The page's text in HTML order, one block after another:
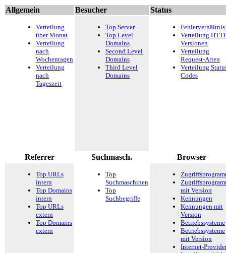
Allgemein Besucher Status
Verteilung
über Monat
Verteilung
nach
Wochentagen
Verteilung
nach
Tageszeit
Top Server
Top Level
Domains
Second Level
Domains
Third Level
Domains
Fehlerverhältnis
Verteilung
Versionen
Verteilung
Request-Arten
Verteilung
Codes
Referrer Suchmasch. Browser
Top URLs
intern
Top Domains
intern
Top URLs
extern
Top Domains
extern
Top
Suchmaschinen
Top
Suchbegriffe
mit Version
Kennungen
Kennungen mit
Version
Betriebssysteme
Betriebssysteme
mit Version
Internet-